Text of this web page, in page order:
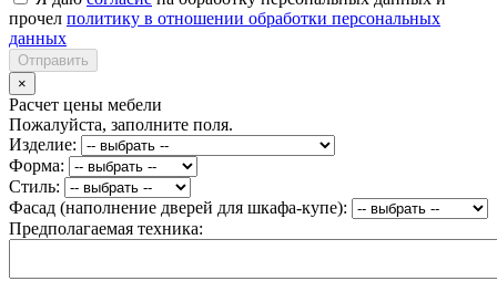
прочел политику в отношении обработки персональных
данных
Отправить
×
Расчет цены мебели
Пожалуйста, заполните поля.
Изделие:
Форма:
Стиль:
Фасад (наполнение дверей для шкафа-купе):
Предполагаемая техника: